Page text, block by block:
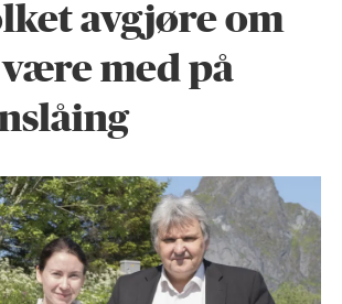
avgjøre om
med på